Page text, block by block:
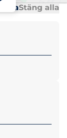
allaStäng alla